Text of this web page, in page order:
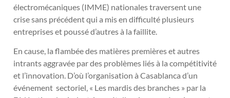
électromécaniques (IMME) nationales traversent une
crise sans précédent qui a mis en difficulté plusieurs
entreprises et poussé d’autres à la faillite.
En cause, la flambée des matières premières et autres
intrants aggravée par des problèmes liés à la compétitivité
et l’innovation. D’où l’organisation à Casablanca d’un
événement sectoriel, « Les mardis des branches » par la